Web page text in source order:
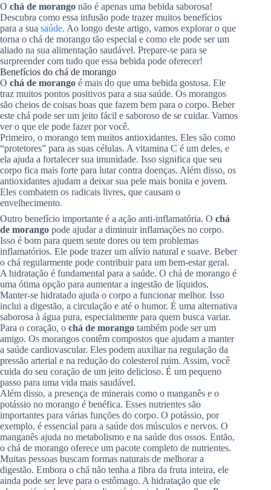
O chá de morango não é apenas uma bebida saborosa!
Descubra como essa infusão pode trazer muitos benefícios
para a sua saúde. Ao longo deste artigo, vamos explorar o que
torna o chá de morango tão especial e como ele pode ser um
aliado na sua alimentação saudável. Prepare-se para se
surpreender com tudo que essa bebida pode oferecer!
Benefícios do chá de morango
O chá de morango é mais do que uma bebida gostosa. Ele
traz muitos pontos positivos para a sua saúde. Os morangos
são cheios de coisas boas que fazem bem para o corpo. Beber
este chá pode ser um jeito fácil e saboroso de se cuidar. Vamos
ver o que ele pode fazer por você.
Primeiro, o morango tem muitos antioxidantes. Eles são como
“protetores” para as suas células. A vitamina C é um deles, e
ela ajuda a fortalecer sua imunidade. Isso significa que seu
corpo fica mais forte para lutar contra doenças. Além disso, os
antioxidantes ajudam a deixar sua pele mais bonita e jovem.
Eles combatem os radicais livres, que causam o
envelhecimento.
Outro benefício importante é a ação anti-inflamatória. O chá
de morango pode ajudar a diminuir inflamações no corpo.
Isso é bom para quem sente dores ou tem problemas
inflamatórios. Ele pode trazer um alívio natural e suave. Beber
o chá regularmente pode contribuir para um bem-estar geral.
A hidratação é fundamental para a saúde. O chá de morango é
uma ótima opção para aumentar a ingestão de líquidos.
Manter-se hidratado ajuda o corpo a funcionar melhor. Isso
inclui a digestão, a circulação e até o humor. É uma alternativa
saborosa à água pura, especialmente para quem busca variar.
Para o coração, o chá de morango também pode ser um
amigo. Os morangos contêm compostos que ajudam a manter
a saúde cardiovascular. Eles podem auxiliar na regulação da
pressão arterial e na redução do colesterol ruim. Assim, você
cuida do seu coração de um jeito delicioso. É um pequeno
passo para uma vida mais saudável.
Além disso, a presença de minerais como o manganês e o
potássio no morango é benéfica. Esses nutrientes são
importantes para várias funções do corpo. O potássio, por
exemplo, é essencial para a saúde dos músculos e nervos. O
manganês ajuda no metabolismo e na saúde dos ossos. Então,
o chá de morango oferece um pacote completo de nutrientes.
Muitas pessoas buscam formas naturais de melhorar a
digestão. Embora o chá não tenha a fibra da fruta inteira, ele
ainda pode ser leve para o estômago. A hidratação que ele